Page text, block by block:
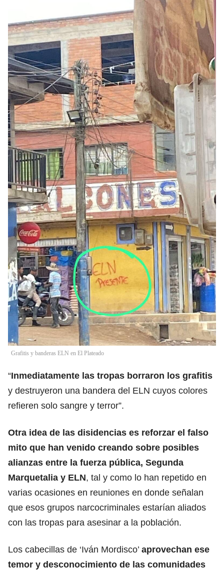
Grafitis y banderas ELN en El Plateado
“Inmediatamente las tropas borraron los grafitis
y destruyeron una bandera del ELN cuyos colores
refieren solo sangre y terror”.
Otra idea de las disidencias es reforzar el falso
mito que han venido creando sobre posibles
alianzas entre la fuerza pública, Segunda
Marquetalia y ELN, tal y como lo han repetido en
varias ocasiones en reuniones en donde señalan
que esos grupos narcocriminales estarían aliados
con las tropas para asesinar a la población.
Los cabecillas de ‘Iván Mordisco’ aprovechan ese
temor y desconocimiento de las comunidades